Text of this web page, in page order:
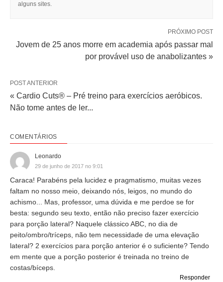
alguns sites.
PRÓXIMO POST
Jovem de 25 anos morre em academia após passar mal
por provável uso de anabolizantes »
POST ANTERIOR
« Cardio Cuts® – Pré treino para exercícios aeróbicos.
Não tome antes de ler...
COMENTÁRIOS
Leonardo
29 de junho de 2017 no 9:01
Caraca! Parabéns pela lucidez e pragmatismo, muitas vezes
faltam no nosso meio, deixando nós, leigos, no mundo do
achismo... Mas, professor, uma dúvida e me perdoe se for
besta: segundo seu texto, então não preciso fazer exercício
para porção lateral? Naquele clássico ABC, no dia de
peito/ombro/tríceps, não tem necessidade de uma elevação
lateral? 2 exercícios para porção anterior é o suficiente? Tendo
em mente que a porção posterior é treinada no treino de
costas/bíceps.
Responder